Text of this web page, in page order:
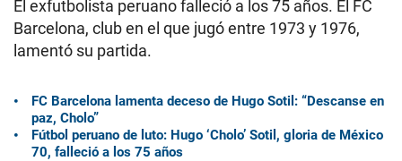
El exfutbolista peruano falleció a los 75 años. El FC
Barcelona, club en el que jugó entre 1973 y 1976,
lamentó su partida.
FC Barcelona lamenta deceso de Hugo Sotil: “Descanse en
paz, Cholo”
Fútbol peruano de luto: Hugo ‘Cholo’ Sotil, gloria de México
70, falleció a los 75 años